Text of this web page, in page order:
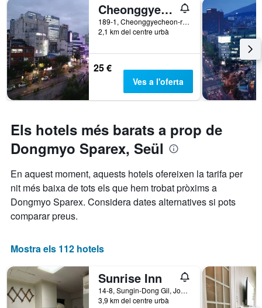
Cheonggye Haus
189-1, Cheonggyecheon-ro, Jongno-gu, Seül, Corea del Sud
2,1 km del centre urbà
25 €
Ves a l'oferta
Els hotels més barats a prop de
Dongmyo Sparex, Seül
En aquest moment, aquests hotels ofereixen la tarifa per
nit més baixa de tots els que hem trobat pròxims a
Dongmyo Sparex. Considera dates alternatives si pots
comparar preus.
Mostra els 112 hotels
Sunrise Inn
14-8, Sungin-Dong Gil, Jongno-gu, Seül, Corea del Sud
3,9 km del centre urbà